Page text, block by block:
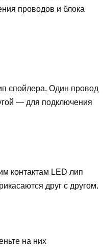
проводов и блока
спойлера. Один провод
— для подключения
контактам LED лип
друг с другом.
на них